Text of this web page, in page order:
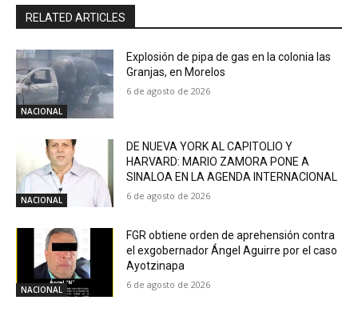
RELATED ARTICLES
NACIONAL
Explosión de pipa de gas en la colonia las
Granjas, en Morelos
6 de agosto de 2026
NACIONAL
DE NUEVA YORK AL CAPITOLIO Y
HARVARD: MARIO ZAMORA PONE A
SINALOA EN LA AGENDA INTERNACIONAL
6 de agosto de 2026
NACIONAL
FGR obtiene orden de aprehensión contra
el exgobernador Ángel Aguirre por el caso
Ayotzinapa
6 de agosto de 2026